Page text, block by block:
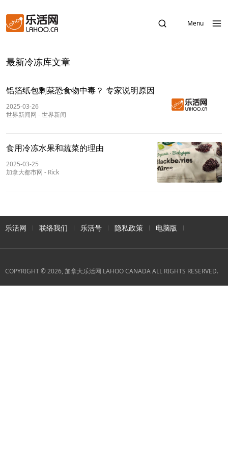
Menu
最新冷冻库文章
铝箔纸包剩菜恐食物中毒？ 专家说明原因
2025-03-26
世界新闻网 -世界新闻
食用冷冻水果和蔬菜的理由
2025-03-25
加拿大都市网 - Rick
乐活网 联络我们 乐活号 隐私政策 电脑版
COPYRIGHT © 2026, 加拿大乐活网 LAHOO CANADA ALL RIGHTS RESERVED.